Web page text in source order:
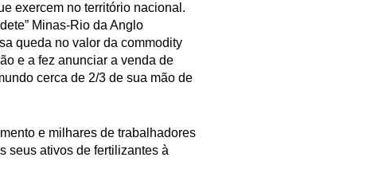
exercem no território nacional.
Minas-Rio da Anglo
queda no valor da commodity
e a fez anunciar a venda de
cerca de 2/3 de sua mão de
e milhares de trabalhadores
seus ativos de fertilizantes à